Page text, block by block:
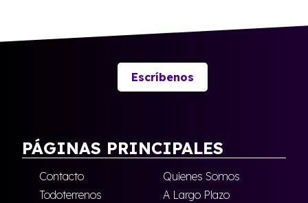
Escríbenos
PÁGINAS PRINCIPALES
Contacto
Quienes Somos
Todoterrenos
A Largo Plazo